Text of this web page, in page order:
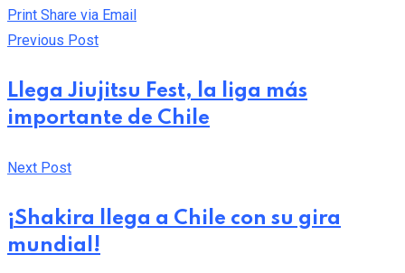
Print Share via Email
Previous Post
Llega Jiujitsu Fest, la liga más
importante de Chile
Next Post
¡Shakira llega a Chile con su gira
mundial!